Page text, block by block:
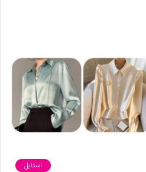
استایل